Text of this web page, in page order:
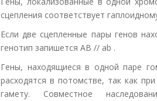
сцепления соответствует
Если две сцепленные пары генов
генотип запишется AB // ab .
Гены, находящиеся в одной паре
расходятся в потомстве, так как
гамету. Совместное